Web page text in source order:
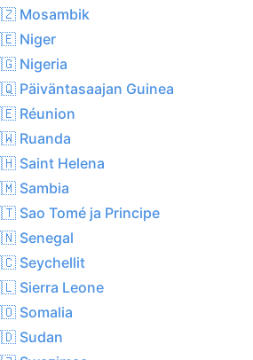
Mosambik
Niger
Nigeria
Päiväntasaajan Guinea
Réunion
Ruanda
Saint Helena
Sambia
Sao Tomé ja Principe
Senegal
Seychellit
Sierra Leone
Somalia
Sudan